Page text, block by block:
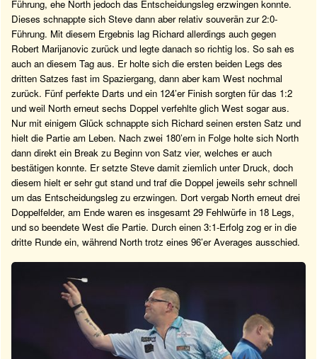
Führung, ehe North jedoch das Entscheidungsleg erzwingen konnte.
Dieses schnappte sich Steve dann aber relativ souverän zur 2:0-
Führung. Mit diesem Ergebnis lag Richard allerdings auch gegen
Robert Marijanovic zurück und legte danach so richtig los. So sah es
auch an diesem Tag aus. Er holte sich die ersten beiden Legs des
dritten Satzes fast im Spaziergang, dann aber kam West nochmal
zurück. Fünf perfekte Darts und ein 124’er Finish sorgten für das 1:2
und weil North erneut sechs Doppel verfehlte glich West sogar aus.
Nur mit einigem Glück schnappte sich Richard seinen ersten Satz und
hielt die Partie am Leben. Nach zwei 180’ern in Folge holte sich North
dann direkt ein Break zu Beginn von Satz vier, welches er auch
bestätigen konnte. Er setzte Steve damit ziemlich unter Druck, doch
diesem hielt er sehr gut stand und traf die Doppel jeweils sehr schnell
um das Entscheidungsleg zu erzwingen. Dort vergab North erneut drei
Doppelfelder, am Ende waren es insgesamt 29 Fehlwürfe in 18 Legs,
und so beendete West die Partie. Durch einen 3:1-Erfolg zog er in die
dritte Runde ein, während North trotz eines 96’er Averages ausschied.